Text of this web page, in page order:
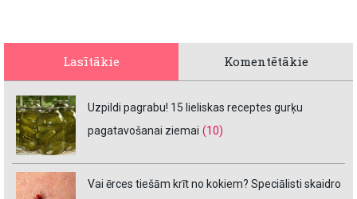
Lasītākie Komentētākie
Uzpildi pagrabu! 15 lieliskas receptes gurķu
pagatavošanai ziemai (10)
Vai ērces tiešām krīt no kokiem? Speciālisti skaidro